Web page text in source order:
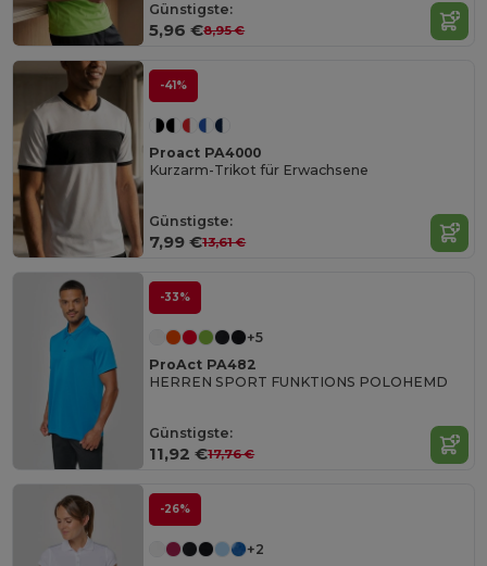
Günstigste:
5,96 €8,95 €
-41%
Proact PA4000
Kurzarm-Trikot für Erwachsene
Günstigste:
7,99 €13,61 €
-33%
+5
ProAct PA482
HERREN SPORT FUNKTIONS POLOHEMD
Günstigste:
11,92 €17,76 €
-26%
+2